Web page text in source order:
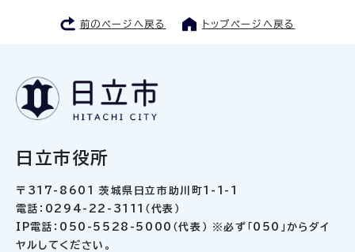
前のページへ戻る トップページへ戻る
日立市役所
〒317-8601 茨城県日立市助川町1-1-1
電話：0294-22-3111（代表）
IP電話：050-5528-5000（代表） ※必ず「050」からダイ
ヤルしてください。